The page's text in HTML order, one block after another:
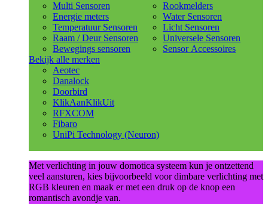
Multi Sensoren
Energie meters
Temperatuur Sensoren
Raam / Deur Sensoren
Bewegings sensoren
Rookmelders
Water Sensoren
Licht Sensoren
Universele Sensoren
Sensor Accessoires
Bekijk alle merken
Aeotec
Danalock
Doorbird
KlikAanKlikUit
RFXCOM
Fibaro
UniPi Technology (Neuron)
Met verlichting in jouw domotica systeem kun je ontzettend
veel aansturen, kies bijvoorbeeld voor dimbare verlichting met
RGB kleuren en maak er met een druk op de knop een
romantisch avondje van.